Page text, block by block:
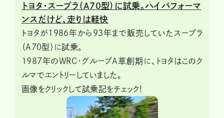
トヨタ・スープラ（A70型）に試乗。ハイパフォーマ
ンスだけど、走りは軽快
トヨタが1986年から93年まで販売していたスープラ
（A70型）に試乗。
1987年のWRC・グループA草創期に、トヨタはこのク
ルマでエントリーしていました。
画像をクリックして試乗記をチェック!